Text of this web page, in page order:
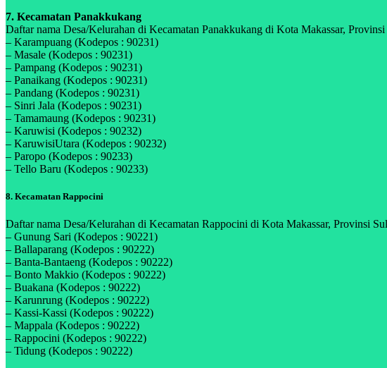
7. Kecamatan Panakkukang
Daftar nama Desa/Kelurahan di Kecamatan Panakkukang di Kota Makassar,
– Karampuang (Kodepos : 90231)
– Masale (Kodepos : 90231)
– Pampang (Kodepos : 90231)
– Panaikang (Kodepos : 90231)
– Pandang (Kodepos : 90231)
– Sinri Jala (Kodepos : 90231)
– Tamamaung (Kodepos : 90231)
– Karuwisi (Kodepos : 90232)
– KaruwisiUtara (Kodepos : 90232)
– Paropo (Kodepos : 90233)
– Tello Baru (Kodepos : 90233)
8. Kecamatan Rappocini
Daftar nama Desa/Kelurahan di Kecamatan Rappocini di Kota Makassar, Provinsi
– Gunung Sari (Kodepos : 90221)
– Ballaparang (Kodepos : 90222)
– Banta-Bantaeng (Kodepos : 90222)
– Bonto Makkio (Kodepos : 90222)
– Buakana (Kodepos : 90222)
– Karunrung (Kodepos : 90222)
– Kassi-Kassi (Kodepos : 90222)
– Mappala (Kodepos : 90222)
– Rappocini (Kodepos : 90222)
– Tidung (Kodepos : 90222)